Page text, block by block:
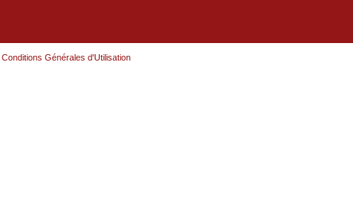
Conditions Générales d'Utilisation